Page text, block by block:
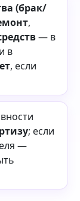
(брак/
,
— в
в
, если
; если
—